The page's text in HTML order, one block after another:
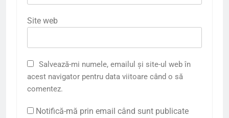
Site web
Salvează-mi numele, emailul și site-ul web în
acest navigator pentru data viitoare când o să
comentez.
Notifică-mă prin email când sunt publicate